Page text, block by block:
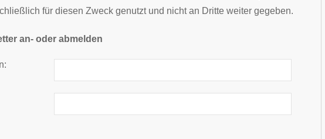
für diesen Zweck genutzt und nicht an Dritte weiter gegeben.
an- oder abmelden